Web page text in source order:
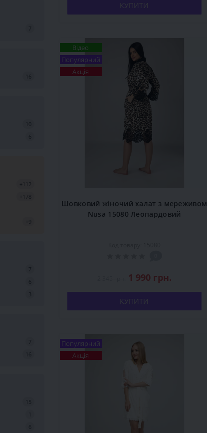
7
10
+112
+178
+9
7
3
7
КУПИТИ
Відео
Популярний
Акція
Шовковий жіночий халат з мереживом
Nusa 15080 Леопардовий
1 990 грн.
КУПИТИ
Популярний
Акція